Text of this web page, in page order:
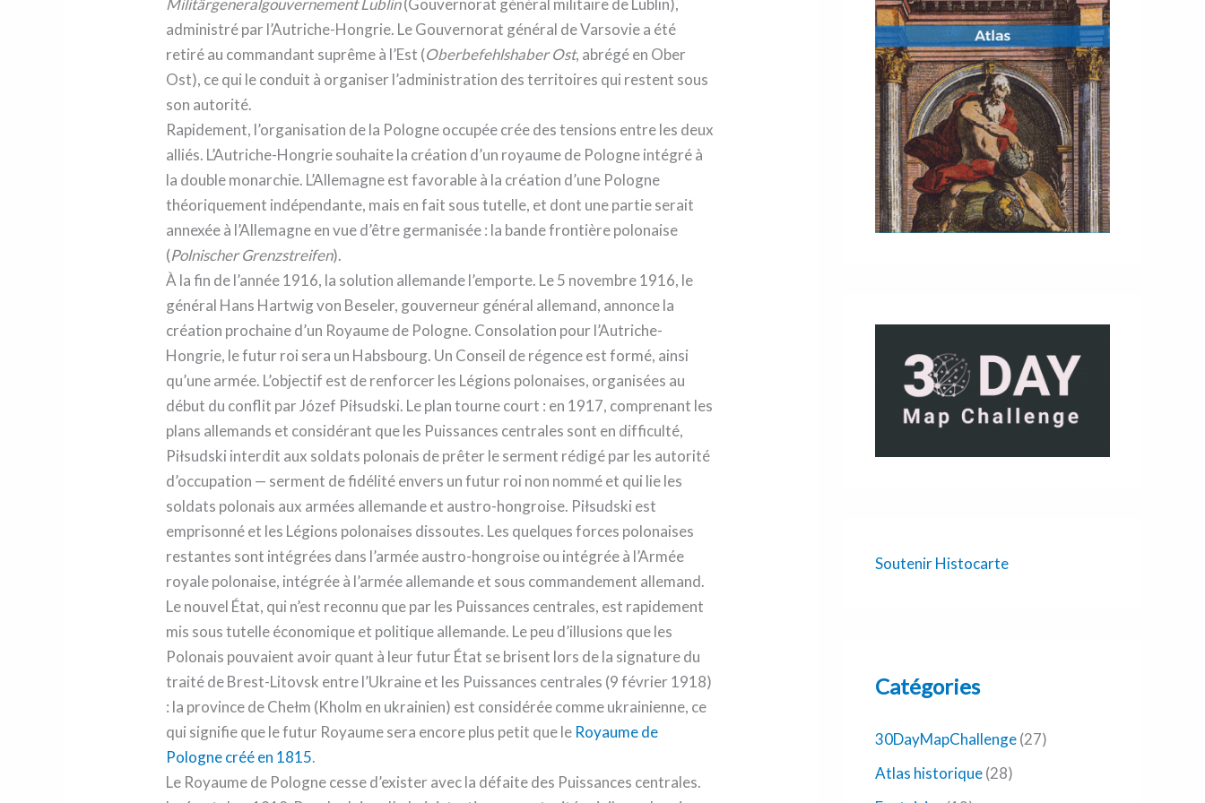
Militärgeneralgouvernement Lublin(Gouvernorat général militaire de Lublin),
administré par l’Autriche-Hongrie. Le Gouvernorat général de Varsovie a été
retiré au commandant suprême à l’Est (Oberbefehlshaber Ost, abrégé en Ober
Ost), ce qui le conduit à organiser l’administration des territoires qui restent sous
son autorité.
Rapidement, l’organisation de la Pologne occupée crée des tensions entre les deux
alliés. L’Autriche-Hongrie souhaite la création d’un royaume de Pologne intégré à
la double monarchie. L’Allemagne est favorable à la création d’une Pologne
théoriquement indépendante, mais en fait sous tutelle, et dont une partie serait
annexée à l’Allemagne en vue d’être germanisée : la bande frontière polonaise
(Polnischer Grenzstreifen).
À la fin de l’année 1916, la solution allemande l’emporte. Le 5 novembre 1916, le
général Hans Hartwig von Beseler, gouverneur général allemand, annonce la
création prochaine d’un Royaume de Pologne. Consolation pour l’Autriche-
Hongrie, le futur roi sera un Habsbourg. Un Conseil de régence est formé, ainsi
qu’une armée. L’objectif est de renforcer les Légions polonaises, organisées au
début du conflit par Józef Piłsudski. Le plan tourne court : en 1917, comprenant les
plans allemands et considérant que les Puissances centrales sont en difficulté,
Piłsudski interdit aux soldats polonais de prêter le serment rédigé par les autorité
d’occupation — serment de fidélité envers un futur roi non nommé et qui lie les
soldats polonais aux armées allemande et austro-hongroise. Piłsudski est
emprisonné et les Légions polonaises dissoutes. Les quelques forces polonaises
restantes sont intégrées dans l’armée austro-hongroise ou intégrée à l’Armée
royale polonaise, intégrée à l’armée allemande et sous commandement allemand.
Le nouvel État, qui n’est reconnu que par les Puissances centrales, est rapidement
mis sous tutelle économique et politique allemande. Le peu d’illusions que les
Polonais pouvaient avoir quant à leur futur État se brisent lors de la signature du
traité de Brest-Litovsk entre l’Ukraine et les Puissances centrales (9 février 1918)
: la province de Chełm (Kholm en ukrainien) est considérée comme ukrainienne, ce
qui signifie que le futur Royaume sera encore plus petit que le Royaume de
Pologne créé en 1815.
Le Royaume de Pologne cesse d’exister avec la défaite des Puissances centrales.
Soutenir Histocarte
Catégories
30DayMapChallenge(27)
Atlas historique(28)